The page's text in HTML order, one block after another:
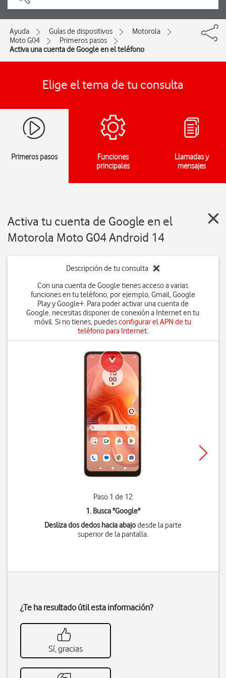
Ayuda Guías de dispositivos
Motorola
Moto G04
Primeros pasos
Activa una cuenta de Google en el teléfono
Elige el tema de tu consulta
Primeros pasos
Funciones
principales
Llamadas y
mensajes
Activa tu cuenta de Google en el
Motorola Moto G04 Android 14
Descripción de tu consulta
Con una cuenta de Google tienes acceso a varias
funciones en tu teléfono, por ejemplo, Gmail, Google
Play y Google+. Para poder activar una cuenta de
Google, necesitas disponer de conexión a Internet en tu
móvil. Si no tienes, puedesconfigurar el APN de tu
teléfono para Internet.
Paso 1 de 12
1. Busca "Google"
Desliza dos dedos hacia abajodesde la parte
superior de la pantalla.
¿Te ha resultado útil esta información?
Sí, gracias